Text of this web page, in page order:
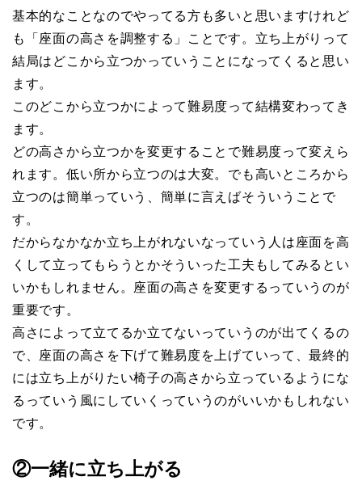
基本的なことなのでやってる方も多いと思いますけれど
も「座面の高さを調整する」ことです。立ち上がりって
結局はどこから立つかっていうことになってくると思い
ます。
このどこから立つかによって難易度って結構変わってき
ます。
どの高さから立つかを変更することで難易度って変えら
れます。低い所から立つのは大変。でも高いところから
立つのは簡単っていう、簡単に言えばそういうことで
す。
だからなかなか立ち上がれないなっていう人は座面を高
くして立ってもらうとかそういった工夫もしてみるとい
いかもしれません。座面の高さを変更するっていうのが
重要です。
高さによって立てるか立てないっていうのが出てくるの
で、座面の高さを下げて難易度を上げていって、最終的
には立ち上がりたい椅子の高さから立っているようにな
るっていう風にしていくっていうのがいいかもしれない
です。
②一緒に立ち上がる